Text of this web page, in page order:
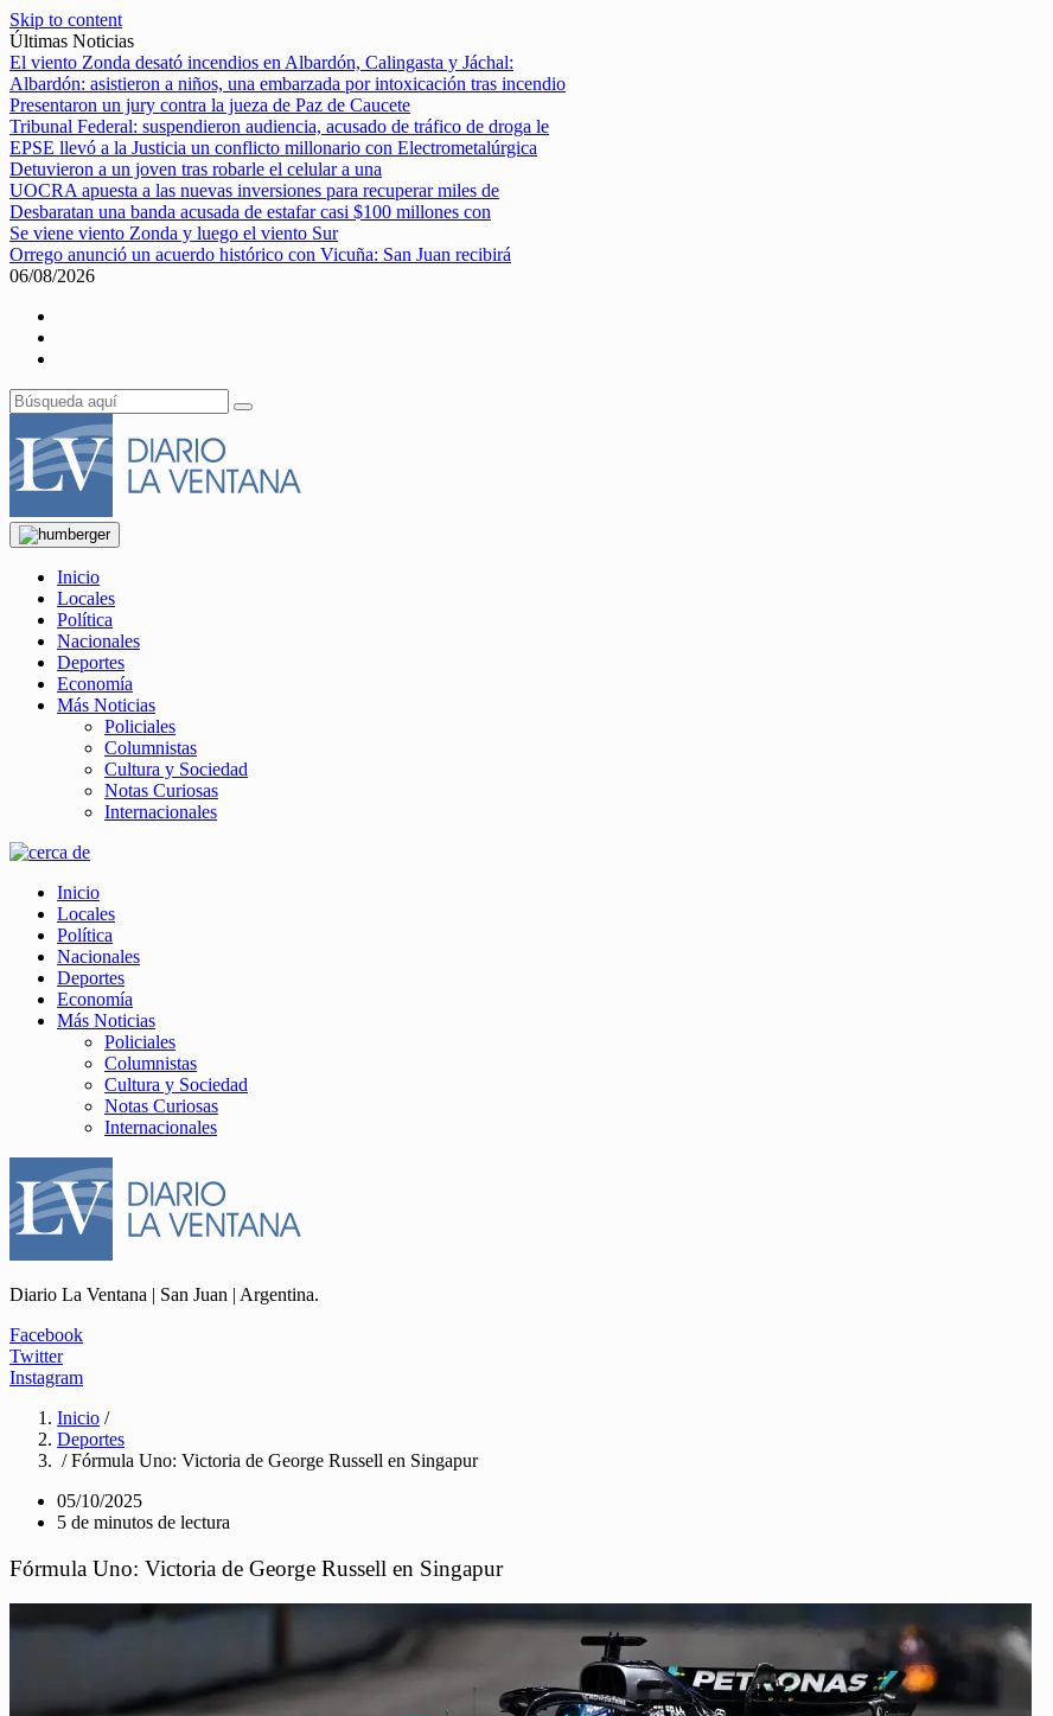
Skip to content
Últimas Noticias
El viento Zonda desató incendios en Albardón, Calingasta y Jáchal:
Albardón: asistieron a niños, una embarzada por intoxicación tras incendio
Presentaron un jury contra la jueza de Paz de Caucete
Tribunal Federal: suspendieron audiencia, acusado de tráfico de droga le
EPSE llevó a la Justicia un conflicto millonario con Electrometalúrgica
Detuvieron a un joven tras robarle el celular a una
UOCRA apuesta a las nuevas inversiones para recuperar miles de
Desbaratan una banda acusada de estafar casi $100 millones con
Se viene viento Zonda y luego el viento Sur
Orrego anunció un acuerdo histórico con Vicuña: San Juan recibirá
06/08/2026
Inicio
Locales
Política
Nacionales
Deportes
Economía
Más Noticias
Policiales
Columnistas
Cultura y Sociedad
Notas Curiosas
Internacionales
Inicio
Locales
Política
Nacionales
Deportes
Economía
Más Noticias
Policiales
Columnistas
Cultura y Sociedad
Notas Curiosas
Internacionales
Diario La Ventana | San Juan | Argentina.
Facebook
Twitter
Instagram
Inicio /
Deportes
/ Fórmula Uno: Victoria de George Russell en Singapur
05/10/2025
5 de minutos de lectura
Fórmula Uno: Victoria de George Russell en Singapur